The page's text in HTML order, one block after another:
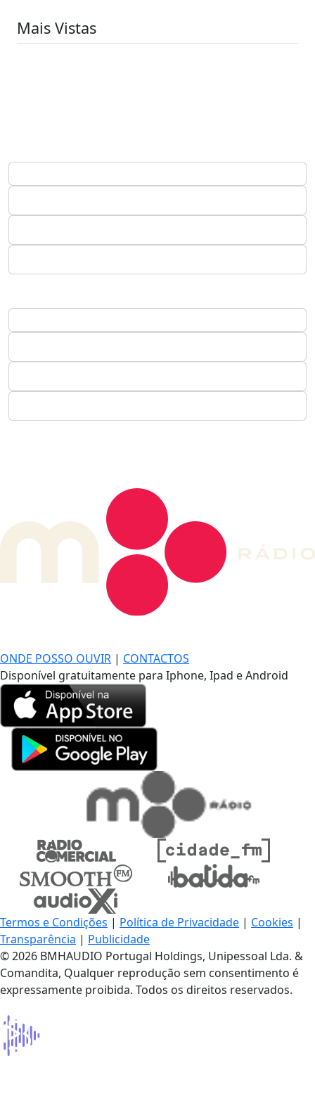
Mais Vistas
ONDE POSSO OUVIR | CONTACTOS
Disponível gratuitamente para Iphone, Ipad e Android
Termos e Condições | Política de Privacidade | Cookies |
Transparência | Publicidade
© 2026 BMHAUDIO Portugal Holdings, Unipessoal Lda. &
Comandita, Qualquer reprodução sem consentimento é
expressamente proibida. Todos os direitos reservados.